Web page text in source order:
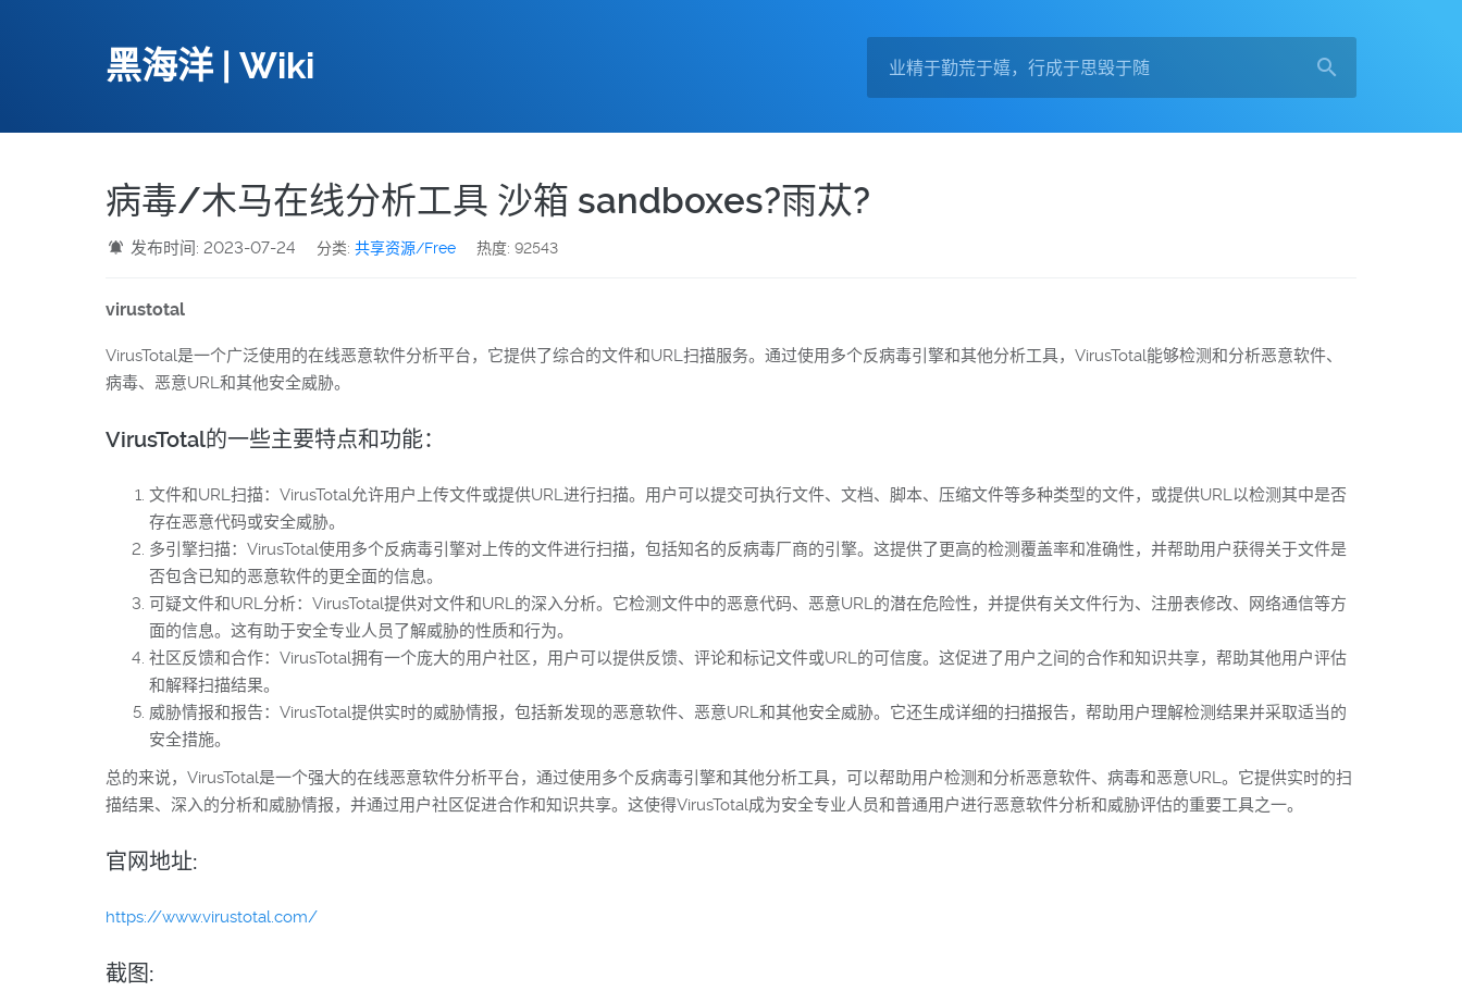
黑海洋 | Wiki
病毒/木马在线分析工具 沙箱 sandboxes?雨苁?
发布时间: 2023-07-24 分类:共享资源/Free 热度: 92543
virustotal
VirusTotal是一个广泛使用的在线恶意软件分析平台，它提供了综合的文件和URL扫描服务。通过使用多个反病毒引擎和其他分析工具，VirusTotal能够检测和分析恶意软件、
病毒、恶意URL和其他安全威胁。
VirusTotal的一些主要特点和功能：
文件和URL扫描：VirusTotal允许用户上传文件或提供URL进行扫描。用户可以提交可执行文件、文档、脚本、压缩文件等多种类型的文件，或提供URL以检测其中是否
存在恶意代码或安全威胁。
多引擎扫描：VirusTotal使用多个反病毒引擎对上传的文件进行扫描，包括知名的反病毒厂商的引擎。这提供了更高的检测覆盖率和准确性，并帮助用户获得关于文件是
否包含已知的恶意软件的更全面的信息。
可疑文件和URL分析：VirusTotal提供对文件和URL的深入分析。它检测文件中的恶意代码、恶意URL的潜在危险性，并提供有关文件行为、注册表修改、网络通信等方
面的信息。这有助于安全专业人员了解威胁的性质和行为。
社区反馈和合作：VirusTotal拥有一个庞大的用户社区，用户可以提供反馈、评论和标记文件或URL的可信度。这促进了用户之间的合作和知识共享，帮助其他用户评估
和解释扫描结果。
威胁情报和报告：VirusTotal提供实时的威胁情报，包括新发现的恶意软件、恶意URL和其他安全威胁。它还生成详细的扫描报告，帮助用户理解检测结果并采取适当的
安全措施。
总的来说，VirusTotal是一个强大的在线恶意软件分析平台，通过使用多个反病毒引擎和其他分析工具，可以帮助用户检测和分析恶意软件、病毒和恶意URL。它提供实时的扫
描结果、深入的分析和威胁情报，并通过用户社区促进合作和知识共享。这使得VirusTotal成为安全专业人员和普通用户进行恶意软件分析和威胁评估的重要工具之一。
官网地址:
https://www.virustotal.com/
截图: